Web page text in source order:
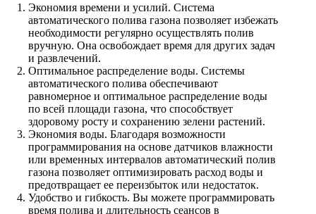
Экономия времени и усилий. Система
автоматического полива газона позволяет избежать
необходимости регулярно осуществлять полив
вручную. Она освобождает время для других задач
и развлечений.
Оптимальное распределение воды. Системы
автоматического полива обеспечивают
равномерное и оптимальное распределение воды
по всей площади газона, что способствует
здоровому росту и сохранению зелени растений.
Экономия воды. Благодаря возможности
программирования на основе датчиков влажности
или временных интервалов автоматический полив
газона позволяет оптимизировать расход воды и
предотвращает ее переизбыток или недостаток.
Удобство и гибкость. Вы можете программировать
время полива и длительность сеансов в